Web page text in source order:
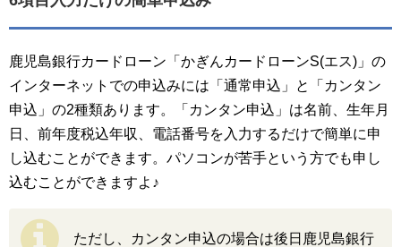
鹿児島銀行カードローン「かぎんカードローンS(エス)」の
インターネットでの申込みには「通常申込」と「カンタン
申込」の2種類あります。「カンタン申込」は名前、生年月
日、前年度税込年収、電話番号を入力するだけで簡単に申
し込むことができます。パソコンが苦手という方でも申し
込むことができますよ♪
ただし、カンタン申込の場合は後日鹿児島銀行